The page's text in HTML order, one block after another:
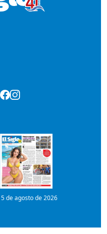
de agosto de 2026